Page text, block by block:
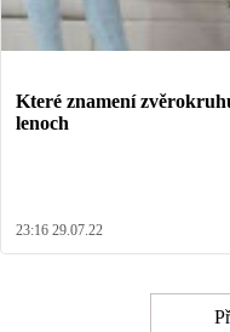
Které znamení
lenoch
23:16 29.07.22